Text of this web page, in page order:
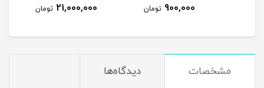
900,000 تومان 21,000,000 تومان
مشخصات دیدگاه‌ها